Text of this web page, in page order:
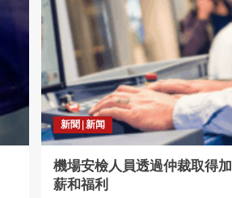
新聞 | 新闻
機場安檢人員透過仲裁取得加
薪和福利